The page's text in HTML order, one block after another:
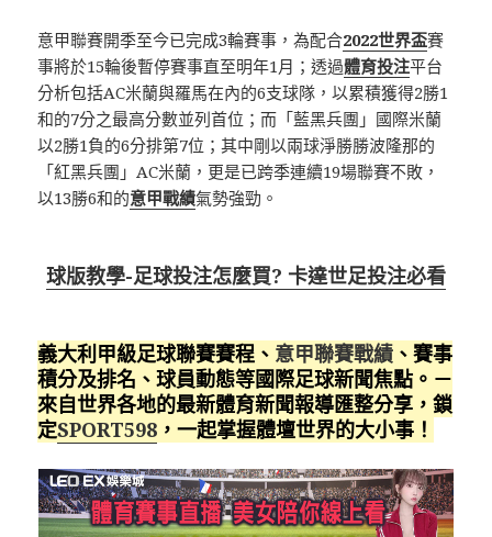
意甲聯賽開季至今已完成3輪賽事，為配合2022世界盃賽
事將於15輪後暫停賽事直至明年1月；透過體育投注平台
分析包括AC米蘭與羅馬在內的6支球隊，以累積獲得2勝1
和的7分之最高分數並列首位；而「藍黑兵團」國際米蘭
以2勝1負的6分排第7位；其中剛以兩球淨勝勝波隆那的
「紅黑兵團」AC米蘭，更是已跨季連續19場聯賽不敗，
以13勝6和的意甲戰績氣勢強勁。
球版教學-足球投注怎麼買? 卡達世足投注必看
義大利甲級足球聯賽賽程、 意甲聯賽戰績 、賽事
積分及排名、球員動態等國際足球新聞焦點。－
來自世界各地的最新體育新聞報導匯整分享，鎖
定SPORT598 ，一起掌握體壇世界的大小事！